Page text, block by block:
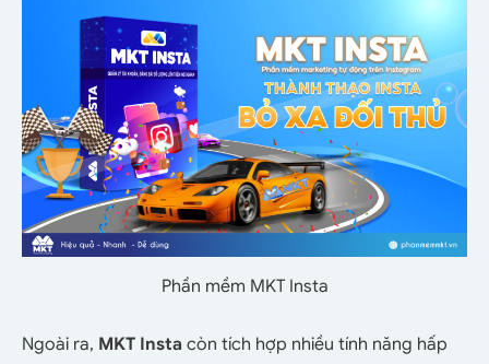
Phần mềm MKT Insta
Ngoài ra, MKT Insta còn tích hợp nhiều tính năng hấp